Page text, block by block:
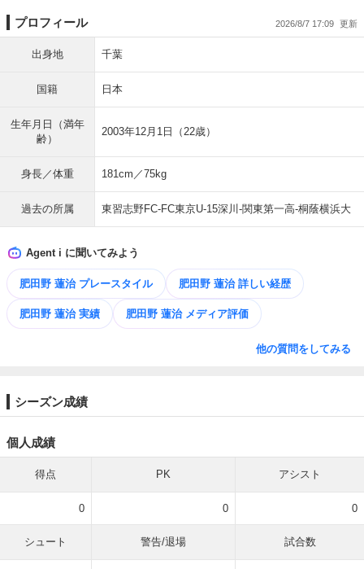
プロフィール 2026/8/7 17:09
出身地 千葉
国籍 日本
生年月日（満年
齢）
2003年12月1日（22歳）
身長／体重 181cm／75kg
過去の所属 東習志野FC-FC東京U-15深川-関東第一高-桐蔭横浜大
Agent i に聞いてみよう
肥田野 蓮治 プレースタイル 肥田野 蓮治 詳しい経歴
肥田野 蓮治 実績 肥田野 蓮治 メディア評価
他の質問をしてみる
シーズン成績
個人成績
得点 PK アシスト
0 0 0
シュート 警告/退場 試合数